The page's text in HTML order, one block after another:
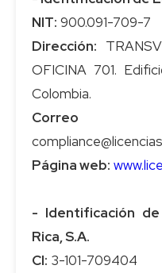
NIT:
Dirección:
OFICINA 701.
Correo
Página web:
- Identificación
Rica, S.A.
CI: